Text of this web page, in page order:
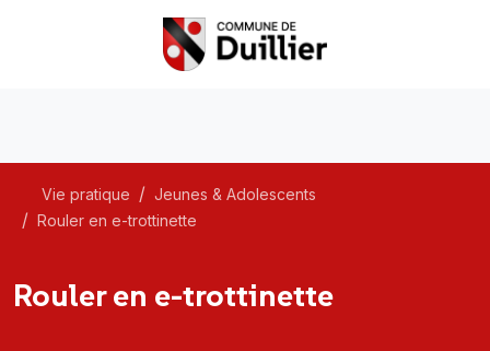
Vie pratique
Jeunes & Adolescents
Rouler en e-trottinette
Rouler en e-trottinette